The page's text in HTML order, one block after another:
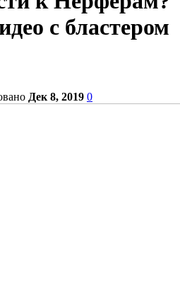
с бластером
Дек 8, 2019 0